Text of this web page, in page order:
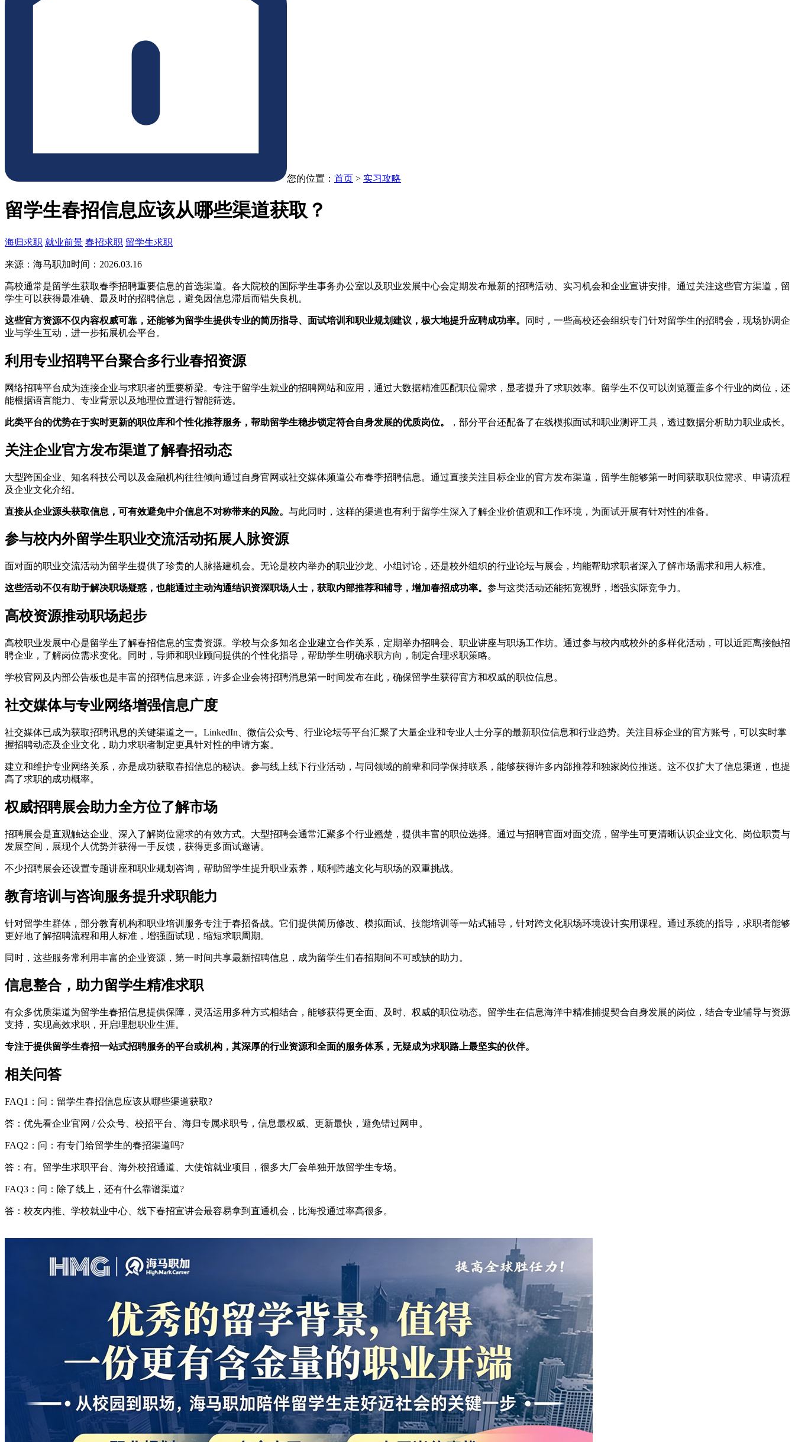
您的位置： 首页 > 实习攻略
留学生春招信息应该从哪些渠道获取？
海归求职 就业前景 春招求职 留学生求职
来源：海马职加时间：2026.03.16
高校通常是留学生获取春季招聘重要信息的首选渠道。各大院校的国际学生事务办公室以及职业发展中心会定期发布最新的招聘活动、实习机会和企业宣讲安排。通过关注这些官方渠道，留
学生可以获得最准确、最及时的招聘信息，避免因信息滞后而错失良机。
这些官方资源不仅内容权威可靠，还能够为留学生提供专业的简历指导、面试培训和职业规划建议，极大地提升应聘成功率。
同时，一些高校还会组织专门针对留学生的招聘会，现场协调企
业与学生互动，进一步拓展机会平台。
利用专业招聘平台聚合多行业春招资源
网络招聘平台成为连接企业与求职者的重要桥梁。专注于留学生就业的招聘网站和应用，通过大数据精准匹配职位需求，显著提升了求职效率。留学生不仅可以浏览覆盖多个行业的岗位，还
能根据语言能力、专业背景以及地理位置进行智能筛选。
此类平台的优势在于实时更新的职位库和个性化推荐服务，帮助留学生稳步锁定符合自身发展的优质岗位。 ，部分平台还配备了在线模拟面试和职业测评工具，透过数据分析助力职业成长。
关注企业官方发布渠道了解春招动态
大型跨国企业、知名科技公司以及金融机构往往倾向通过自身官网或社交媒体频道公布春季招聘信息。通过直接关注目标企业的官方发布渠道，留学生能够第一时间获取职位需求、申请流程
及企业文化介绍。
直接从企业源头获取信息，可有效避免中介信息不对称带来的风险。 与此同时，这样的渠道也有利于留学生深入了解企业价值观和工作环境，为面试开展有针对性的准备。
参与校内外留学生职业交流活动拓展人脉资源
面对面的职业交流活动为留学生提供了珍贵的人脉搭建机会。无论是校内举办的职业沙龙、小组讨论，还是校外组织的行业论坛与展会，均能帮助求职者深入了解市场需求和用人标准。
这些活动不仅有助于解决职场疑惑，也能通过主动沟通结识资深职场人士，获取内部推荐和辅导，增加春招成功率。 参与这类活动还能拓宽视野，增强实际竞争力。
高校资源推动职场起步
高校职业发展中心是留学生了解春招信息的宝贵资源。学校与众多知名企业建立合作关系，定期举办招聘会、职业讲座与职场工作坊。通过参与校内或校外的多样化活动，可以近距离接触招
聘企业，了解岗位需求变化。同时，导师和职业顾问提供的个性化指导，帮助学生明确求职方向，制定合理求职策略。
学校官网及内部公告板也是丰富的招聘信息来源，许多企业会将招聘消息第一时间发布在此，确保留学生获得官方和权威的职位信息。
社交媒体与专业网络增强信息广度
社交媒体已成为获取招聘讯息的关键渠道之一。LinkedIn、微信公众号、行业论坛等平台汇聚了大量企业和专业人士分享的最新职位信息和行业趋势。关注目标企业的官方账号，可以实时掌
握招聘动态及企业文化，助力求职者制定更具针对性的申请方案。
建立和维护专业网络关系，亦是成功获取春招信息的秘诀。参与线上线下行业活动，与同领域的前辈和同学保持联系，能够获得许多内部推荐和独家岗位推送。这不仅扩大了信息渠道，也提
高了求职的成功概率。
权威招聘展会助力全方位了解市场
招聘展会是直观触达企业、深入了解岗位需求的有效方式。大型招聘会通常汇聚多个行业翘楚，提供丰富的职位选择。通过与招聘官面对面交流，留学生可更清晰认识企业文化、岗位职责与
发展空间，展现个人优势并获得一手反馈，获得更多面试邀请。
不少招聘展会还设置专题讲座和职业规划咨询，帮助留学生提升职业素养，顺利跨越文化与职场的双重挑战。
教育培训与咨询服务提升求职能力
针对留学生群体，部分教育机构和职业培训服务专注于春招备战。它们提供简历修改、模拟面试、技能培训等一站式辅导，针对跨文化职场环境设计实用课程。通过系统的指导，求职者能够
更好地了解招聘流程和用人标准，增强面试现，缩短求职周期。
同时，这些服务常利用丰富的企业资源，第一时间共享最新招聘信息，成为留学生们春招期间不可或缺的助力。
信息整合，助力留学生精准求职
有众多优质渠道为留学生春招信息提供保障，灵活运用多种方式相结合，能够获得更全面、及时、权威的职位动态。留学生在信息海洋中精准捕捉契合自身发展的岗位，结合专业辅导与资源
支持，实现高效求职，开启理想职业生涯。
专注于提供留学生春招一站式招聘服务的平台或机构，其深厚的行业资源和全面的服务体系，无疑成为求职路上最坚实的伙伴。
相关问答
FAQ1：问：留学生春招信息应该从哪些渠道获取?
答：优先看企业官网 / 公众号、校招平台、海归专属求职号，信息最权威、更新最快，避免错过网申。
FAQ2：问：有专门给留学生的春招渠道吗?
答：有。留学生求职平台、海外校招通道、大使馆就业项目，很多大厂会单独开放留学生专场。
FAQ3：问：除了线上，还有什么靠谱渠道?
答：校友内推、学校就业中心、线下春招宣讲会最容易拿到直通机会，比海投通过率高很多。